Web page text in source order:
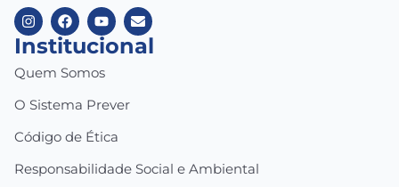
Institucional
Quem Somos
O Sistema Prever
Código de Ética
Responsabilidade Social e Ambiental